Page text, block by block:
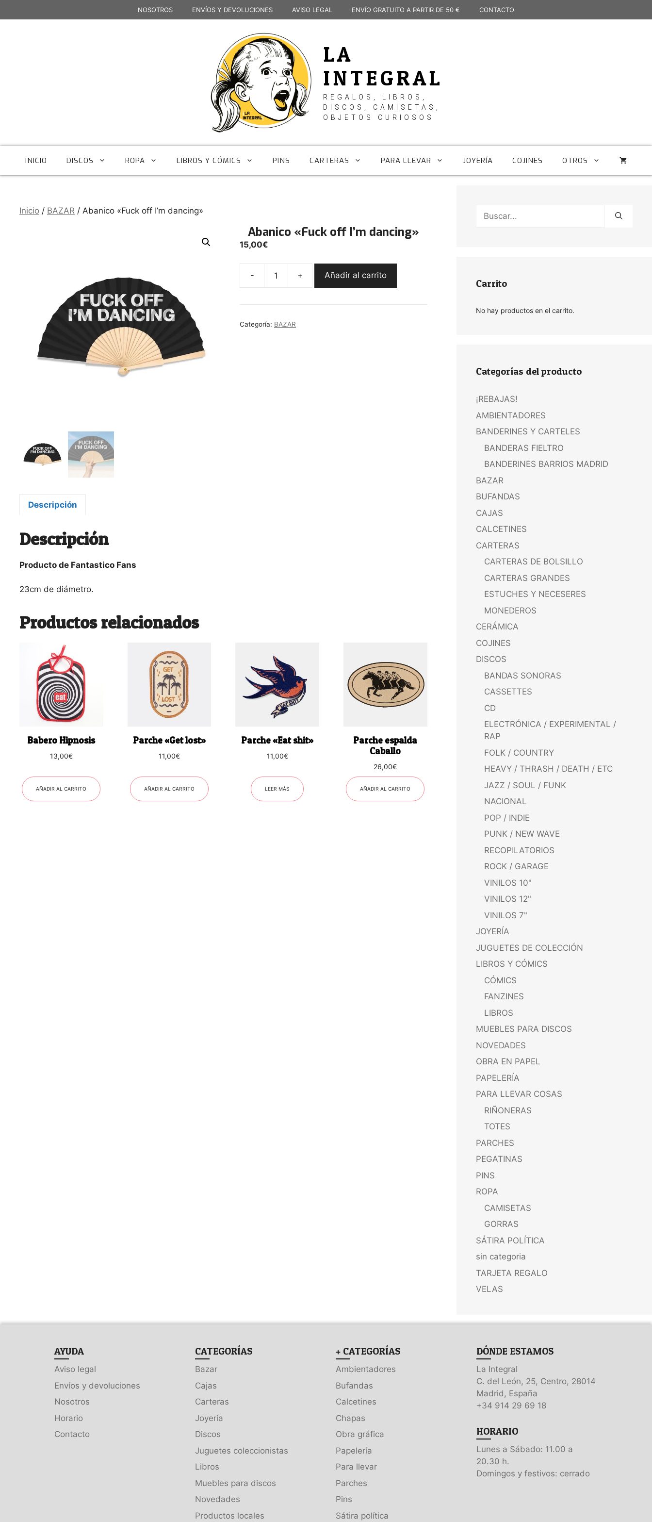
al
NOSOTROS ENVÍOS Y DEVOLUCIONES AVISO LEGAL ENVÍO GRATUITO A PARTIR DE 50 € CONTACTO
LA
INTEGRAL
REGALOS, LIBROS,
DISCOS, CAMISETAS,
OBJETOS CURIOSOS
INICIO DISCOS ROPA LIBROS Y CÓMICS PINS CARTERAS PARA LLEVAR JOYERÍA COJINES OTROS
Inicio / BAZAR / Abanico «Fuck off I’m dancing»
Abanico «Fuck off I’m dancing»
15,00€
-
off
dancing"
+ Añadir al carrito
Categoría: BAZAR
Descripción
Descripción
Producto de Fantastico Fans
23cm de diámetro.
Productos relacionados
Babero Hipnosis
13,00€
AÑADIR AL CARRITO
Parche «Get lost»
11,00€
AÑADIR AL CARRITO
Parche «Eat shit»
11,00€
LEER MÁS
Parche espalda
Caballo
26,00€
AÑADIR AL CARRITO
Buscar:
Carrito
No hay productos en el carrito.
Categorías del producto
¡REBAJAS!
AMBIENTADORES
BANDERINES Y CARTELES
BANDERAS FIELTRO
BANDERINES BARRIOS MADRID
BAZAR
BUFANDAS
CAJAS
CALCETINES
CARTERAS
CARTERAS DE BOLSILLO
CARTERAS GRANDES
ESTUCHES Y NECESERES
MONEDEROS
CERÁMICA
COJINES
DISCOS
BANDAS SONORAS
CASSETTES
CD
ELECTRÓNICA / EXPERIMENTAL /
RAP
FOLK / COUNTRY
HEAVY / THRASH / DEATH / ETC
JAZZ / SOUL / FUNK
NACIONAL
POP / INDIE
PUNK / NEW WAVE
RECOPILATORIOS
ROCK / GARAGE
VINILOS 10"
VINILOS 12"
VINILOS 7"
JOYERÍA
JUGUETES DE COLECCIÓN
LIBROS Y CÓMICS
CÓMICS
FANZINES
LIBROS
MUEBLES PARA DISCOS
NOVEDADES
OBRA EN PAPEL
PAPELERÍA
PARA LLEVAR COSAS
RIÑONERAS
TOTES
PARCHES
PEGATINAS
PINS
ROPA
CAMISETAS
GORRAS
SÁTIRA POLÍTICA
sin categoria
TARJETA REGALO
VELAS
AYUDA
Aviso legal
Envíos y devoluciones
Nosotros
Horario
Contacto
CATEGORÍAS
Bazar
Cajas
Carteras
Joyería
Discos
Juguetes coleccionistas
Libros
Muebles para discos
Novedades
Productos locales
+ CATEGORÍAS
Ambientadores
Bufandas
Calcetines
Chapas
Obra gráfica
Papelería
Para llevar
Parches
Pins
Sátira política
DÓNDE ESTAMOS
La Integral
C. del León, 25, Centro, 28014
Madrid, España
+34 914 29 69 18
HORARIO
Lunes a Sábado: 11.00 a
20.30 h.
Domingos y festivos: cerrado